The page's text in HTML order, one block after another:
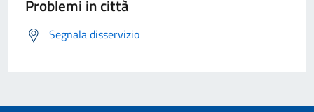
Problemi in città
Segnala disservizio